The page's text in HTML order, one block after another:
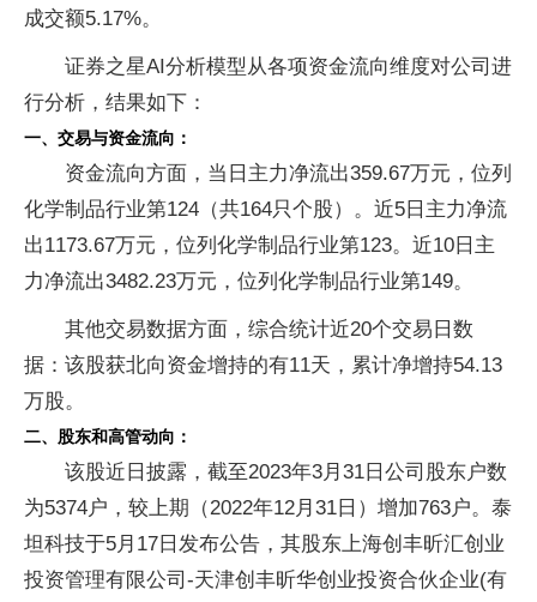
成交额5.17%。
证券之星AI分析模型从各项资金流向维度对公司进
行分析，结果如下：
一、交易与资金流向：
资金流向方面，当日主力净流出359.67万元，位列
化学制品行业第124（共164只个股）。近5日主力净流
出1173.67万元，位列化学制品行业第123。近10日主
力净流出3482.23万元，位列化学制品行业第149。
其他交易数据方面，综合统计近20个交易日数
据：该股获北向资金增持的有11天，累计净增持54.13
万股。
二、股东和高管动向：
该股近日披露，截至2023年3月31日公司股东户数
为5374户，较上期（2022年12月31日）增加763户。泰
坦科技于5月17日发布公告，其股东上海创丰昕汇创业
投资管理有限公司-天津创丰昕华创业投资合伙企业(有